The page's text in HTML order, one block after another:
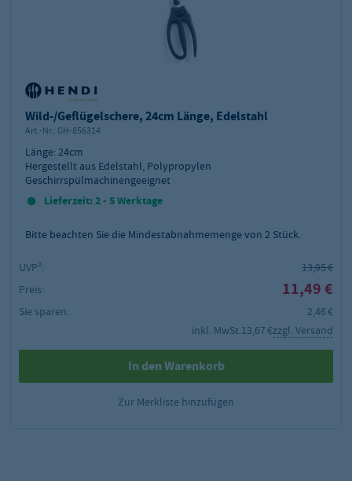
Wild-/Geflügelschere, 24cm Länge, Edelstahl
Art.-Nr.: GH-856314
Länge: 24cm
Hergestellt aus Edelstahl, Polypropylen
Geschirrspülmachinengeeignet
Lieferzeit: 2 - 5 Werktage
Bitte beachten Sie die Mindestabnahmemenge von 2 Stück.
UVP²:
13,95 €
Preis:
11,49 €
Sie sparen:
2,46 €
inkl. MwSt.13,67 €zzgl. Versand
In den Warenkorb
Zur Merkliste hinzufügen